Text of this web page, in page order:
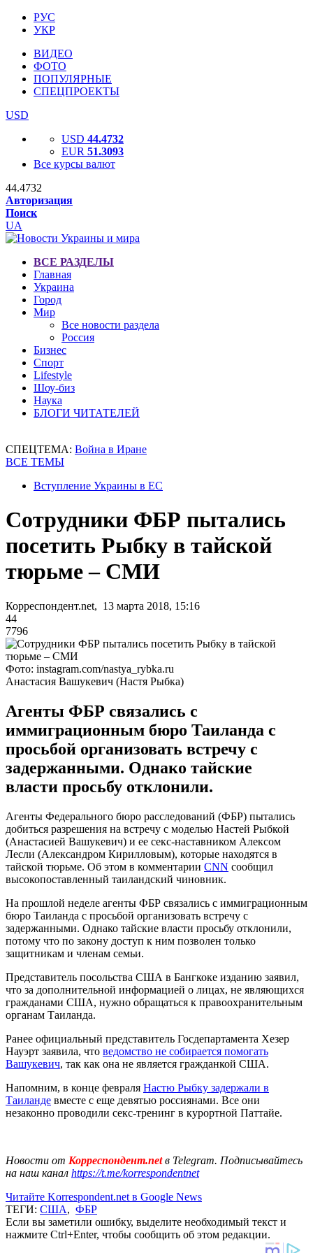
РУС
УКР
ВИДЕО
ФОТО
ПОПУЛЯРНЫЕ
СПЕЦПРОЕКТЫ
USD
USD 44.4732
EUR 51.3093
Все курсы валют
44.4732
Авторизация
Поиск
UA
ВСЕ РАЗДЕЛЫ
Главная
Украина
Город
Мир
Все новости раздела
Россия
Бизнес
Спорт
Lifestyle
Шоу-биз
Наука
БЛОГИ ЧИТАТЕЛЕЙ
СПЕЦТЕМА: Война в Иране
ВСЕ ТЕМЫ
Вступление Украины в ЕС
Сотрудники ФБР пытались
посетить Рыбку в тайской
тюрьме – СМИ
Корреспондент.net, 13 марта 2018, 15:16
44
7796
Фото: instagram.com/nastya_rybka.ru
Анастасия Вашукевич (Настя Рыбка)
Агенты ФБР связались с
иммиграционным бюро Таиланда с
просьбой организовать встречу с
задержанными. Однако тайские
власти просьбу отклонили.
Агенты Федерального бюро расследований (ФБР) пытались
добиться разрешения на встречу с моделью Настей Рыбкой
(Анастасией Вашукевич) и ее секс-наставником Алексом
Лесли (Александром Кирилловым), которые находятся в
тайской тюрьме. Об этом в комментарии CNN сообщил
высокопоставленный таиландский чиновник.
На прошлой неделе агенты ФБР связались с иммиграционным
бюро Таиланда с просьбой организовать встречу с
задержанными. Однако тайские власти просьбу отклонили,
потому что по закону доступ к ним позволен только
защитникам и членам семьи.
Представитель посольства США в Бангкоке изданию заявил,
что за дополнительной информацией о лицах, не являющихся
гражданами США, нужно обращаться к правоохранительным
органам Таиланда.
Ранее официальный представитель Госдепартамента Хезер
Науэрт заявила, что ведомство не собирается помогать
Вашукевич, так как она не является гражданкой США.
Напомним, в конце февраля Настю Рыбку задержали в
Таиланде вместе с еще девятью россиянами. Все они
незаконно проводили секс-тренинг в курортной Паттайе.
Новости от Корреспондент.netв Telegram. Подписывайтесь
на наш канал https://t.me/korrespondentnet
Читайте Korrespondent.net в Google News
ТЕГИ: США, ФБР
Если вы заметили ошибку, выделите необходимый текст и
нажмите Ctrl+Enter, чтобы сообщить об этом редакции.